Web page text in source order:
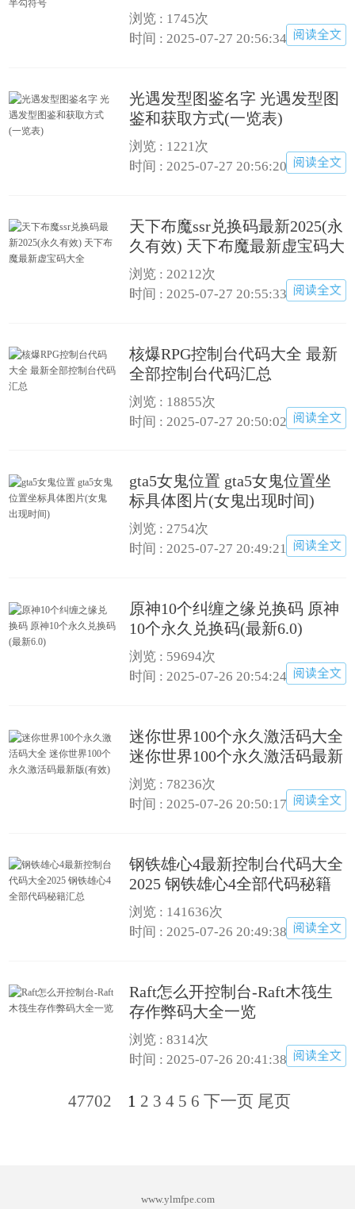
浏览 : 1745次
时间 : 2025-07-27 20:56:34
光遇发型图鉴名字 光遇发型图
鉴和获取方式(一览表)
浏览 : 1221次
时间 : 2025-07-27 20:56:20
天下布魔ssr兑换码最新2025(永
久有效) 天下布魔最新虚宝码大
全
浏览 : 20212次
时间 : 2025-07-27 20:55:33
核爆RPG控制台代码大全 最新
全部控制台代码汇总
浏览 : 18855次
时间 : 2025-07-27 20:50:02
gta5女鬼位置 gta5女鬼位置坐
标具体图片(女鬼出现时间)
浏览 : 2754次
时间 : 2025-07-27 20:49:21
原神10个纠缠之缘兑换码 原神
10个永久兑换码(最新6.0)
浏览 : 59694次
时间 : 2025-07-26 20:54:24
迷你世界100个永久激活码大全
迷你世界100个永久激活码最新
版(有效)
浏览 : 78236次
时间 : 2025-07-26 20:50:17
钢铁雄心4最新控制台代码大全
2025 钢铁雄心4全部代码秘籍
汇总
浏览 : 141636次
时间 : 2025-07-26 20:49:38
Raft怎么开控制台-Raft木筏生
存作弊码大全一览
浏览 : 8314次
时间 : 2025-07-26 20:41:38
47702 1 2 3 4 5 6 下一页 尾页
www.ylmfpe.com